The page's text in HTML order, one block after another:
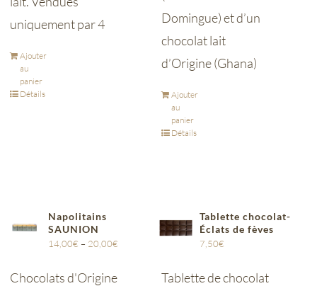
uniquement par 4
Ajouter
au
panier
Détails
Domingue) et d’un
chocolat lait
d’Origine (Ghana)
Ajouter
au
panier
Détails
Napolitains
SAUNION
14,00€ – 20,00€
Chocolats d'Origine
Tablette chocolat-
Éclats de fèves
7,50€
Tablette de chocolat